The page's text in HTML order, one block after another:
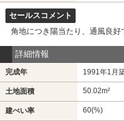
セールスコメント
角地につき陽当たり、通風良好
詳細情報
完成年 1991年1月
土地面積 50.02m²
建ぺい率 60(%)